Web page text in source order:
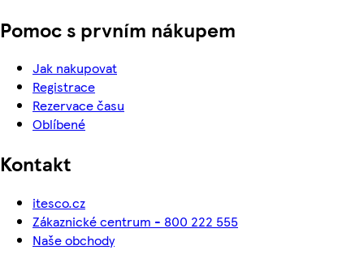
Pomoc s prvním nákupem
Jak nakupovat
Registrace
Rezervace času
Oblíbené
Kontakt
itesco.cz
Zákaznické centrum - 800 222 555
Naše obchody